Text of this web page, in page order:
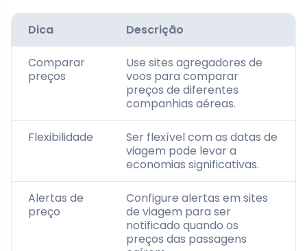
Dica Descrição
Comparar
preços
Use sites agregadores de
voos para comparar
preços de diferentes
companhias aéreas.
Flexibilidade
Ser flexível com as datas de
viagem pode levar a
economias significativas.
Alertas de
preço
Configure alertas em sites
de viagem para ser
notificado quando os
preços das passagens